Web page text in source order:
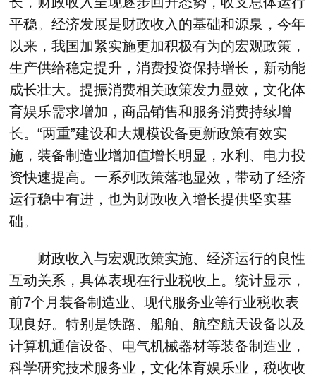
平稳。经济发展是财政收入的基础和源泉，今年
以来，我国加紧实施更加积极有为的宏观政策，
生产供给稳定提升，消费投资保持增长，新动能
成长壮大。提振消费相关政策发力显效，文化体
育娱乐需求增加，商品销售和服务消费持续增
长。“两重”建设和大规模设备更新政策有效实
施，装备制造业增加值增长明显，水利、电力投
资快速提高。一系列政策落地显效，带动了经济
运行稳中有进，也为财政收入增长提供坚实基
础。
财政收入与宏观政策实施、经济运行的良性
互动关系，具体表现在行业税收上。统计显示，
前7个月装备制造业、现代服务业等行业税收表
现良好。特别是铁路、船舶、航空航天设备以及
计算机通信设备、电气机械器材等装备制造业，
科学研究技术服务业，文化体育娱乐业，税收收